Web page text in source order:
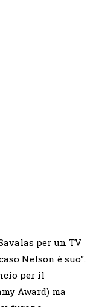
per un TV
Nelson è suo”.
per il
Award) ma